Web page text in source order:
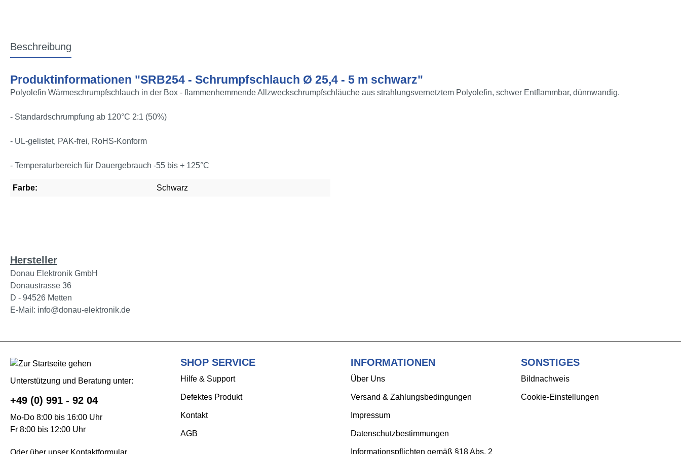
Beschreibung
Produktinformationen "SRB254 - Schrumpfschlauch Ø 25,4 - 5 m schwarz"
Polyolefin Wärmeschrumpfschlauch in der Box - flammenhemmende Allzweckschrumpfschläuche aus strahlungsvernetztem Polyolefin, schwer Entflammbar, dünnwandig.
- Standardschrumpfung ab 120°C 2:1 (50%)
- UL-gelistet, PAK-frei, RoHS-Konform
- Temperaturbereich für Dauergebrauch -55 bis + 125°C
Farbe: Schwarz
Hersteller
Donau Elektronik GmbH
Donaustrasse 36
D - 94526 Metten
E-Mail: info@donau-elektronik.de
Unterstützung und Beratung unter:
+49 (0) 991 - 92 04
Mo-Do 8:00 bis 16:00 Uhr
Fr 8:00 bis 12:00 Uhr
Oder über unser Kontaktformular
SHOP SERVICE
Hilfe & Support
Defektes Produkt
Kontakt
AGB
INFORMATIONEN
Über Uns
Versand & Zahlungsbedingungen
Impressum
Datenschutzbestimmungen
Informationspflichten gemäß §18 Abs. 2
SONSTIGES
Bildnachweis
Cookie-Einstellungen